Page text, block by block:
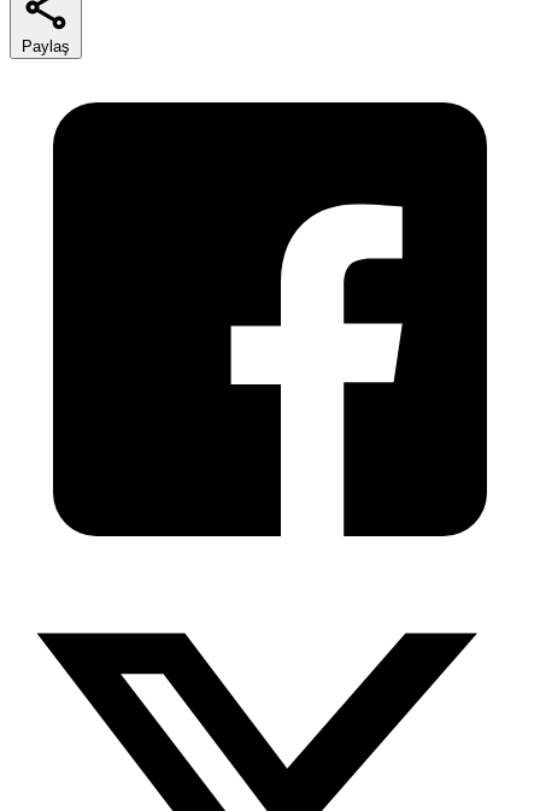
Paylaş